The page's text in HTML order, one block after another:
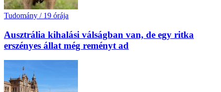
Tudomány / 19 órája
Ausztrália kihalási válságban van, de egy ritka
erszényes állat még reményt ad